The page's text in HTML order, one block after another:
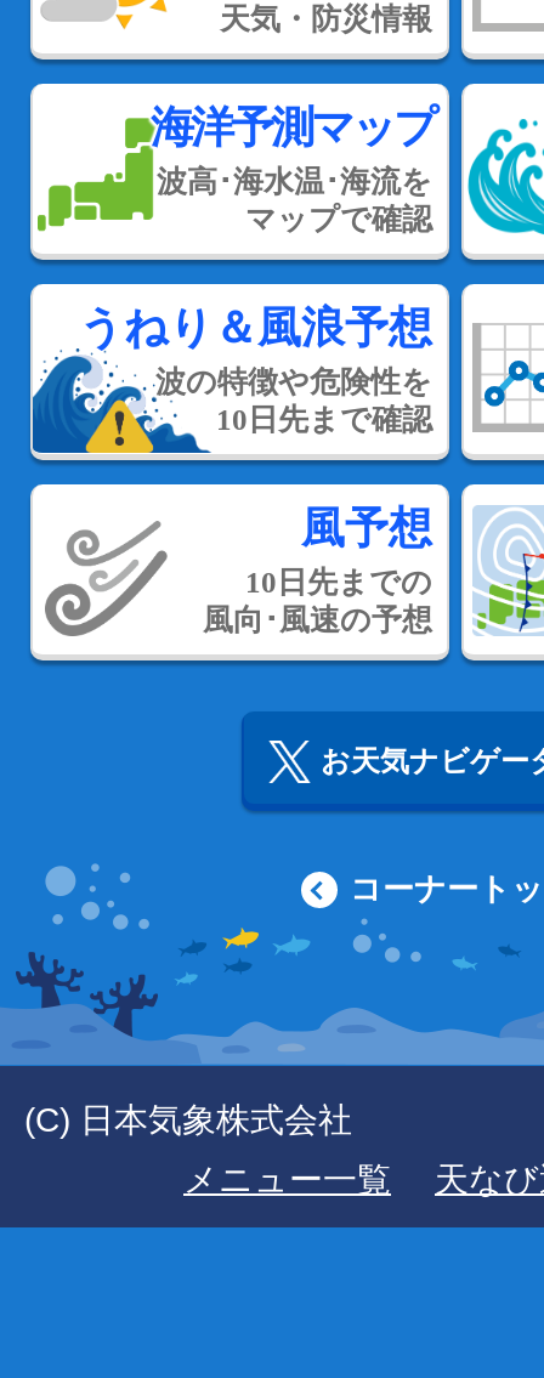
天気・防災情報
海洋予測マップ
波高･海水温･海流を
マップで確認
うねり＆風浪予想
波の特徴や危険性を
10日先まで確認
風予想
10日先までの
風向･風速の予想
お天気ナビゲー
コーナート
(C) 日本気象株式会社
メニュー一覧
天な